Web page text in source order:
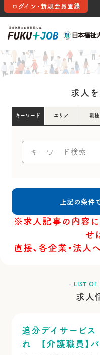
ログイン・新規会員登録
求人
キーワード エリア 職種
※求人記事の内容
せ
直接、各企業・法人
- LIST OF
求人
追分デイサービ
れ 【介護職員】パ